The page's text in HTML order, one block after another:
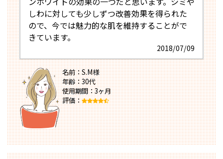
しわに対しても少しずつ改善効果を得られた
ので、今では魅力的な肌を維持することがで
きています。
2018/07/09
名前：S.M様
年齢：30代
使用期間：3ヶ月
評価：